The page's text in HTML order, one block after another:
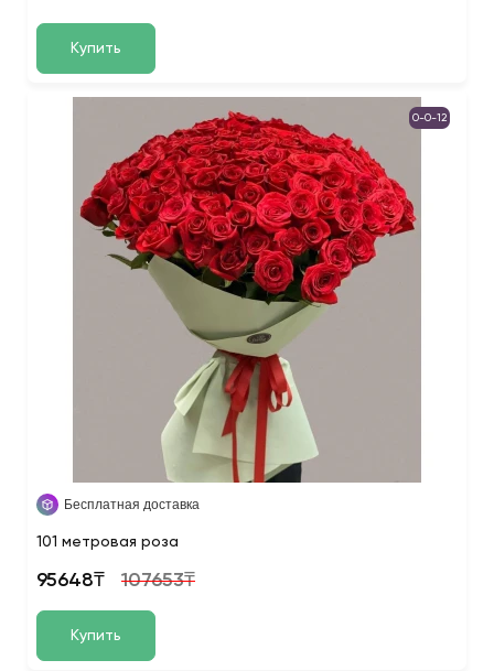
Купить
0-0-12
Бесплатная доставка
101 метровая роза
95648₸ 107653₸
Купить